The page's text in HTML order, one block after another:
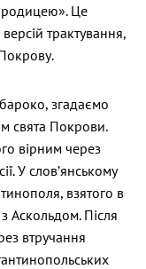
Це
трактування,
згадаємо
свята Покрови.
вірним через
У слов’янському
взятого в
Аскольдом. Після
втручання